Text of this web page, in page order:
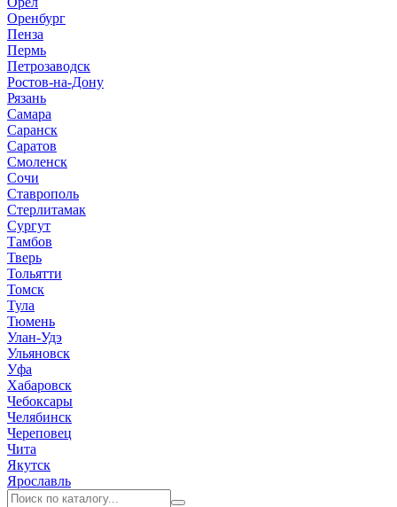
Оренбург
Пенза
Пермь
Петрозаводск
Ростов-на-Дону
Рязань
Самара
Саранск
Саратов
Смоленск
Сочи
Ставрополь
Стерлитамак
Сургут
Тамбов
Тверь
Тольятти
Томск
Тула
Тюмень
Улан-Удэ
Ульяновск
Уфа
Хабаровск
Чебоксары
Челябинск
Череповец
Чита
Якутск
Ярославль